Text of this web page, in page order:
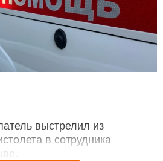
выстрелил из
в сотрудника